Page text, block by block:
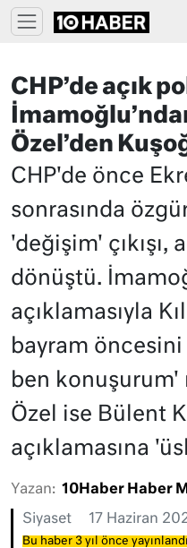
CHP’de açık
Özel’den
CHP'de önce
sonrasında
'değişim' çıkışı,
dönüştü.
açıklamasıyla
bayram
ben konuşurum'
Özel ise Bülent
açıklamasına
Yazan: 10Haber Haber
Siyaset 17 Haziran
Bu haber 3 yıl önce yayınlandı